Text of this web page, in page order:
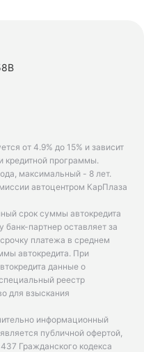
от 4.9% до 15% и зависит
кредитной программы.
максимальный - 8 лет.
автоцентром КарПлаза
срок суммы автокредита
банк-партнер оставляет за
платежа в среднем
автокредита. При
данные о
реестр
для взыскания
информационный
публичной офертой,
Гражданского кодекса